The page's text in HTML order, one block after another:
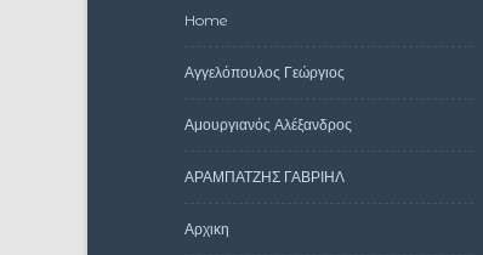
Home
Αγγελόπουλος Γεώργιος
Αμουργιανός Αλέξανδρος
ΑΡΑΜΠΑΤΖΗΣ ΓΑΒΡΙΗΛ
Αρχικη